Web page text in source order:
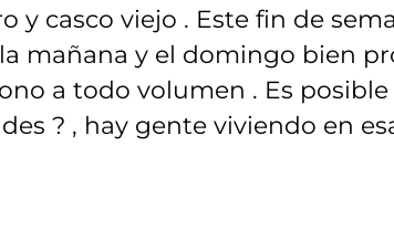
y casco viejo . Este fin de
mañana y el domingo bien
a todo volumen . Es
? , hay gente viviendo en